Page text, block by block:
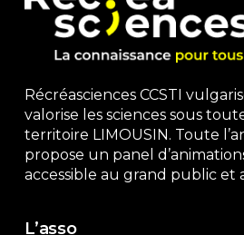
Récréasciences CCSTI
valorise les sciences sous
territoire LIMOUSIN. Toute
propose un panel
accessible au grand public et
L’asso